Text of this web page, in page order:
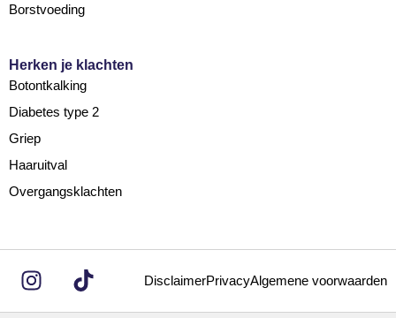
Borstvoeding
Herken je klachten
Botontkalking
Diabetes type 2
Griep
Haaruitval
Overgangsklachten
DisclaimerPrivacyAlgemene voorwaarden